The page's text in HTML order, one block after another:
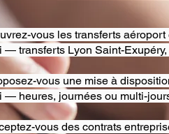
vous les transferts aéroport
— transferts Lyon Saint-
vous une mise à
— heures, journées ou multi-
vous des contrats